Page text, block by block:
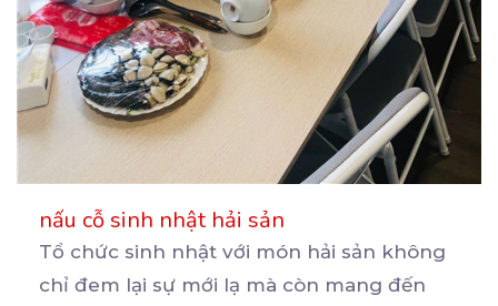
nấu cỗ sinh nhật hải sản
Tổ chức sinh nhật với món hải sản không
chỉ đem lại sự mới lạ mà còn mang đến